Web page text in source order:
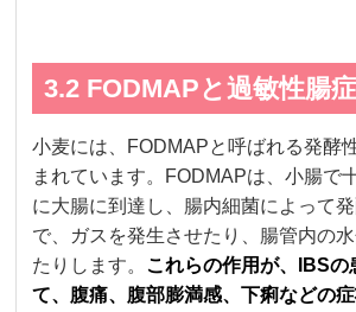
3.2 FODMAPと過敏性腸
小麦には、FODMAPと呼ばれる発酵
まれています。FODMAPは、小腸で
に大腸に到達し、腸内細菌によって
で、ガスを発生させたり、腸管内の
たりします。 これらの作用が、IBSの
て、腹痛、腹部膨満感、下痢などの